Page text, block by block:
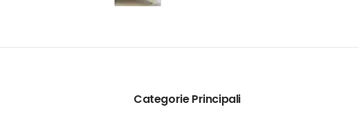
era:
è:
Categorie Principali